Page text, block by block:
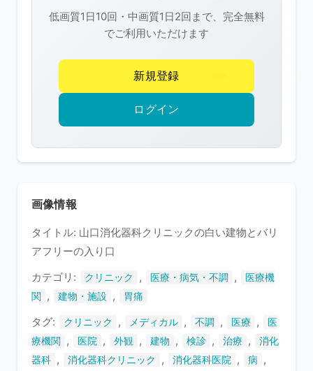
R-
FREE
作
権
護
い
す
低画質1日10回・中画質1日2回まで、完全無料
でご利用いただけます
新規登録
ログイン
画像情報
タイトル: 山口消化器科クリニックの白い建物とバリ
アフリーの入り口
カテゴリ:
クリニック , 医療・病気・不調 ,
医療機
関
, 建物・施設 , 胃痛
タグ: クリニック , メディカル , 不調 , 医療 ,
医
療機関
, 医院 , 外観 , 建物 , 検診 , 治療 ,
消化
器科 , 消化器科クリニック , 消化器科医院 , 病 ,